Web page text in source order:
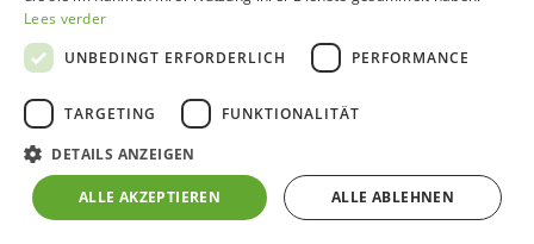
Lees verder
UNBEDINGT ERFORDERLICH
PERFORMANCE
TARGETING FUNKTIONALITÄT
DETAILS ANZEIGEN
ALLE AKZEPTIEREN ALLE ABLEHNEN